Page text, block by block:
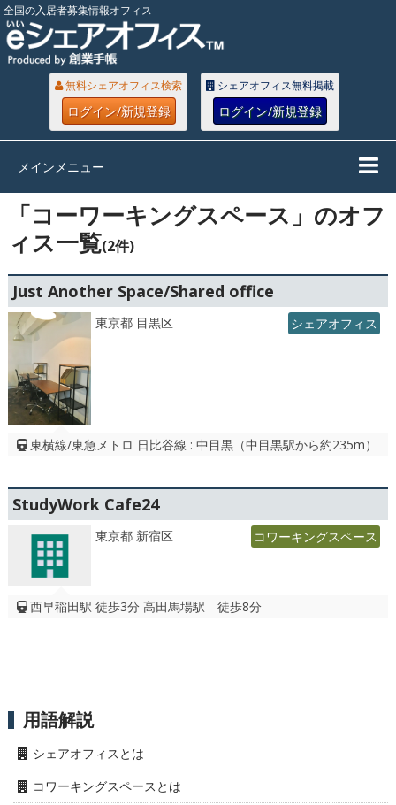
全国の入居者募集情報オフィス
無料シェアオフィス検索
ログイン/新規登録
シェアオフィス無料掲載
ログイン/新規登録
メインメニュー
「コーワーキングスペース」のオフ
ィス一覧(2件)
Just Another Space/Shared office
東京都 目黒区 シェアオフィス
東横線/東急メトロ 日比谷線 : 中目黒（中目黒駅から約235m）
StudyWork Cafe24
東京都 新宿区 コワーキングスペース
西早稲田駅 徒歩3分 高田馬場駅 徒歩8分
用語解説
シェアオフィスとは
コワーキングスペースとは